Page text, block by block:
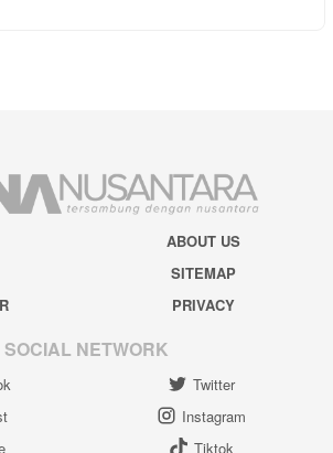
ABOUT US
SITEMAP
PRIVACY
SOCIAL NETWORK
Twitter
Instagram
Tiktok